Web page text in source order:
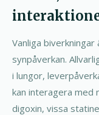
Vanliga
synpåverkan.
i lungor,
kan interagera med
digoxin, vissa